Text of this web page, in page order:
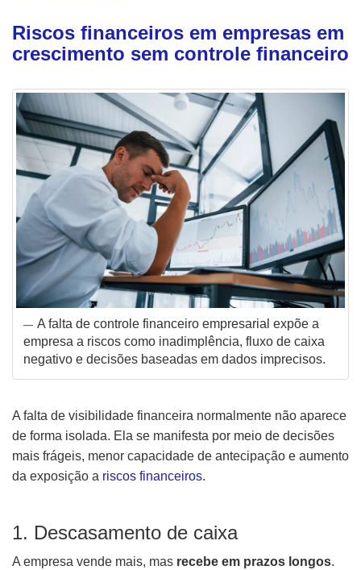
Riscos financeiros em empresas em
crescimento sem controle financeiro
A falta de controle financeiro empresarial expõe a
empresa a riscos como inadimplência, fluxo de caixa
negativo e decisões baseadas em dados imprecisos.
A falta de visibilidade financeira normalmente não aparece
de forma isolada. Ela se manifesta por meio de decisões
mais frágeis, menor capacidade de antecipação e aumento
da exposição a riscos financeiros.
1. Descasamento de caixa
A empresa vende mais, mas recebe em prazos longos.